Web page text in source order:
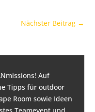
Nächster Beitrag→
Auf
Tipps füroutdoor
Room sowie Ideen